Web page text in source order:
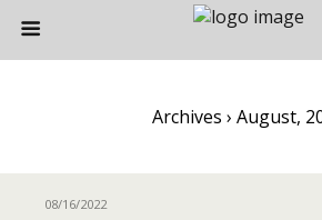
Archives › August,
08/16/2022